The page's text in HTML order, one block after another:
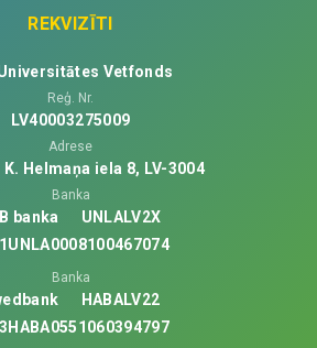
REKVIZĪTI
Vetfonds
Reģ. Nr.
LV40003275009
Adrese
Helmaņa iela 8, LV-3004
Banka
banka
UNLALV2X
Banka
HABALV22